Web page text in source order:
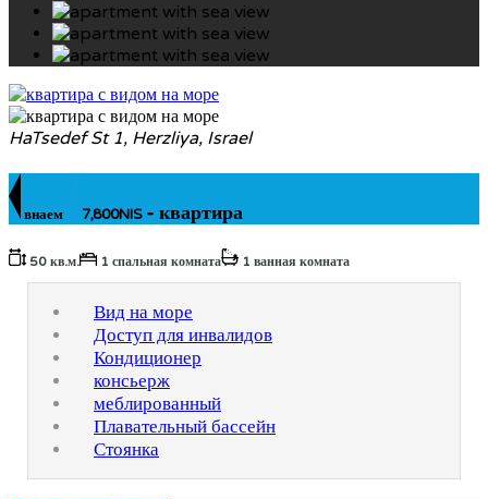
HaTsedef St 1, Herzliya, Israel
внаем 7,800NIS - квартира
50 кв.м. 1 спальная комната 1 ванная комната
Вид на море
Доступ для инвалидов
Кондиционер
консьерж
меблированный
Плавательный бассейн
Стоянка